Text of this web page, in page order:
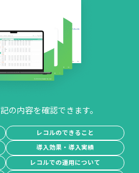
の内容を確認できます。
レコルのできること
導入効果・導入実績
レコルでの運用について